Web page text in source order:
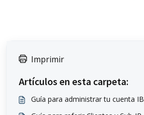
Imprimir
Artículos en esta carpeta:
Guía para administrar tu cuenta IB